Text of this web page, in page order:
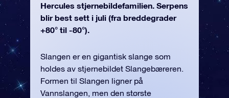
Hercules stjernebildefamilien. Serpens
blir best sett i juli (fra breddegrader
+80° til -80°).
Slangen er en gigantisk slange som
holdes av stjernebildet Slangebæreren.
Formen til Slangen ligner på
Vannslangen, men den største